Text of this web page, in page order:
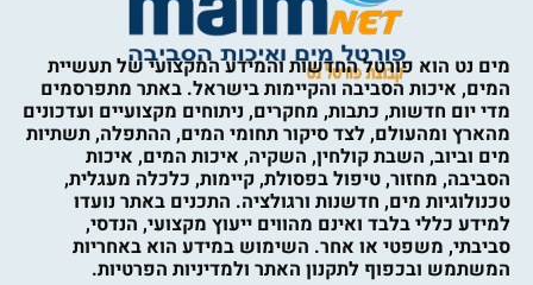
מים נט הוא פורטל החדשות והמידע המקצועי של תעשיית
המים, איכות הסביבה והקיימות בישראל. באתר מתפרסמים
מדי יום חדשות, כתבות, מחקרים, ניתוחים מקצועיים ועדכונים
מהארץ ומהעולם, לצד סיקור תחומי המים, ההתפלה, תשתיות
מים וביוב, השבת קולחין, השקיה, איכות המים, איכות
הסביבה, מחזור, טיפול בפסולת, קיימות, כלכלה מעגלית,
טכנולוגיות מים, חדשנות ורגולציה. התכנים באתר נועדו
למידע כללי בלבד ואינם מהווים ייעוץ מקצועי, הנדסי,
סביבתי, משפטי או אחר. השימוש במידע הוא באחריות
המשתמש ובכפוף לתקנון האתר ולמדיניות הפרטיות.